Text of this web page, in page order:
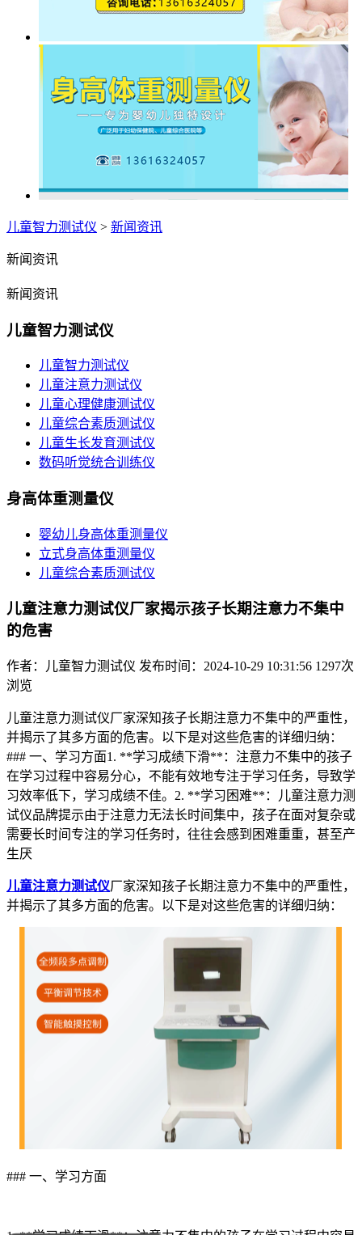
儿童智力测试仪 > 新闻资讯
新闻资讯
新闻资讯
儿童智力测试仪
儿童智力测试仪
儿童注意力测试仪
儿童心理健康测试仪
儿童综合素质测试仪
儿童生长发育测试仪
数码听觉统合训练仪
身高体重测量仪
婴幼儿身高体重测量仪
立式身高体重测量仪
儿童综合素质测试仪
儿童注意力测试仪厂家揭示孩子长期注意力不集中
的危害
作者：儿童智力测试仪 发布时间：2024-10-29 10:31:56 1297次
浏览
儿童注意力测试仪厂家深知孩子长期注意力不集中的严重性，
并揭示了其多方面的危害。以下是对这些危害的详细归纳：
### 一、学习方面1. **学习成绩下滑**：注意力不集中的孩子
在学习过程中容易分心，不能有效地专注于学习任务，导致学
习效率低下，学习成绩不佳。2. **学习困难**：儿童注意力测
试仪品牌提示由于注意力无法长时间集中，孩子在面对复杂或
需要长时间专注的学习任务时，往往会感到困难重重，甚至产
生厌
儿童注意力测试仪厂家深知孩子长期注意力不集中的严重性，
并揭示了其多方面的危害。以下是对这些危害的详细归纳：
### 一、学习方面